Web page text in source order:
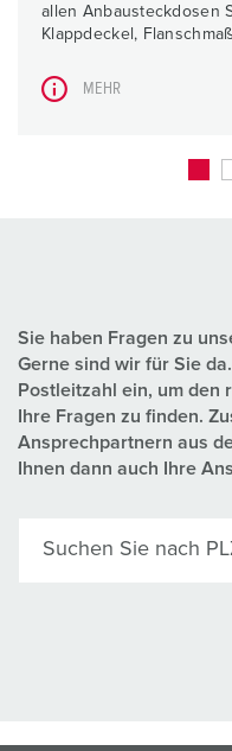
allen Anbausteckdosen
Klappdeckel,
MEHR
Sie haben Fragen zu
Gerne sind wir für Sie
Postleitzahl ein, um
Ihre Fragen zu finden.
Ansprechpartnern aus
Ihnen dann auch Ihre
Suchen Sie nach